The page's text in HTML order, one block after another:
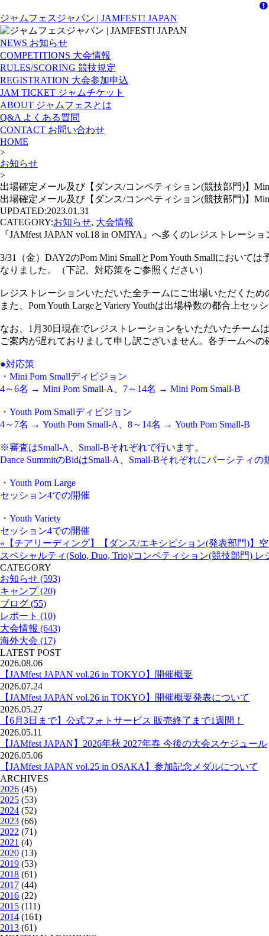
ジャムフェスジャパン | JAMFEST! JAPAN
NEWS お知らせ
COMPETITIONS 大会情報
RULES/SCORING 競技規定
REGISTRATION 大会参加申込
JAM TICKET ジャムチケット
ABOUT ジャムフェスとは
Q&A よくある質問
CONTACT お問い合わせ
HOME
>
お知らせ
>
出場確定メール及び【ダンス/コンペティション(競技部門)】
出場確定メール及び【ダンス/コンペティション(競技部門)】
UPDATED:2023.01.31
CATEGORY:お知らせ, 大会情報
『JAMfest JAPAN vol.18 in OMIYA』へ多くのレジストレーシ
3/31（金）DAY2のPom Mini SmallとPom Youth Smallにおい
なりました。（下記、対応策をご参照ください）
レジストレーションいただいた全チームにご出場いただくた
また、Pom Youth LargeとVariery Youthは出場枠数の都合上セ
なお、1月30日現在でレジストレーションをいただいたチーム
ご案内が遅れておりまして申し訳ございません。各チームへ
●対応策
・Mini Pom Smallディビジョン
4～6名 → Mini Pom Small-A、7～14名 → Mini Pom Small-B
・Youth Pom Smallディビジョン
4～7名 → Youth Pom Small-A、8～14名 → Youth Pom Small-B
※審査はSmall-A、Small-Bそれぞれで行います。
Dance SummitのBidはSmall-A、Small-Bそれぞれにバーシティの
・Youth Pom Large
セッション4での開催
・Youth Variety
セッション4での開催
«【チアリーディング】【ダンス/エキシビション(発表部門)】空
スペシャルティ(Solo, Duo, Trio)/コンペティション(競技部門)
CATEGORY
お知らせ (593)
キャンプ (20)
ブログ (55)
レポート (10)
大会情報 (643)
海外大会 (17)
LATEST POST
2026.08.06
【JAMfest JAPAN vol.26 in TOKYO】開催概要
2026.07.24
【JAMfest JAPAN vol.26 in TOKYO】開催概要発表について
2026.05.27
【6月3日まで】公式フォトサービス 販売終了まで1週間！
2026.05.11
【JAMfest JAPAN】2026年秋 2027年春 今後の大会スケジュール
2026.05.06
【JAMfest JAPAN vol.25 in OSAKA】参加記念メダルについて
ARCHIVES
2026 (45)
2025 (53)
2024 (52)
2023 (66)
2022 (71)
2021 (4)
2020 (13)
2019 (53)
2018 (61)
2017 (44)
2016 (22)
2015 (111)
2014 (161)
2013 (61)